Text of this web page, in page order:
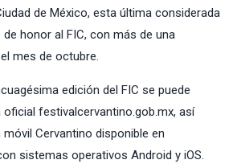
de México, esta última considerada
honor al FIC, con más de una
mes de octubre.
edición del FIC se puede
festivalcervantino.gob.mx, así
Cervantino disponible en
sistemas operativos Android y iOS.